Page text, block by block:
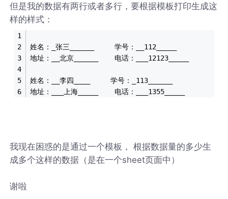
但是我的数据有两行或者多行，要根据模板打印生成这
样的样式：
姓名：_张三______     学号：__112_____
地址：__北京______    电话：___12123_____
姓名：__李四____     学号：_113______
地址：___上海_____    电话：___1355_____
我现在困惑的是通过一个模板， 根据数据量的多少生
成多个这样的数据（是在一个sheet页面中）
谢啦